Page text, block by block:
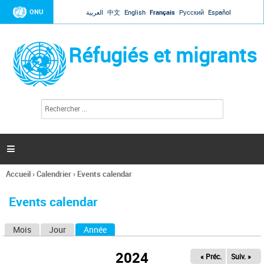
Jump to navigation
ONU العربية 中文 English Français Русский Español
Réfugiés et migrants
l
c
h
e

Vous
ici
Accueil›Calendrier› Events calendar
Events calendar
Mois Jour Année
2024 « Préc. Suiv. »